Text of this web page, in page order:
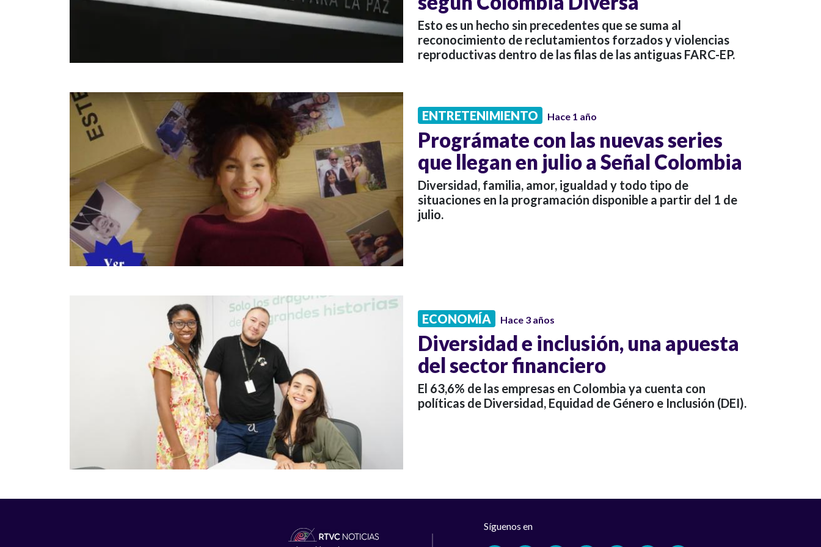
Esto es un hecho sin precedentes que se suma al
reconocimiento de reclutamientos forzados y violencias
reproductivas dentro de las filas de las antiguas FARC-EP.
ENTRETENIMIENTO Hace 1 año
Prográmate con las nuevas series
que llegan en julio a Señal Colombia
Diversidad, familia, amor, igualdad y todo tipo de
situaciones en la programación disponible a partir del 1 de
julio.
ECONOMÍA Hace 3 años
Diversidad e inclusión, una apuesta
del sector financiero
El 63,6% de las empresas en Colombia ya cuenta con
políticas de Diversidad, Equidad de Género e Inclusión (DEI).
Síguenos en